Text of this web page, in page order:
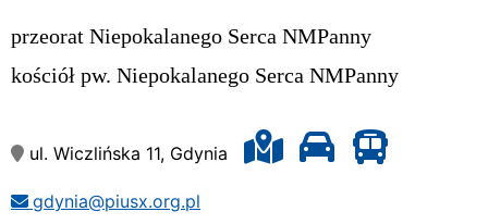
przeorat Niepokalanego Serca NMPanny
kościół pw. Niepokalanego Serca NMPanny
ul. Wiczlińska 11, Gdynia
gdynia@piusx.org.pl